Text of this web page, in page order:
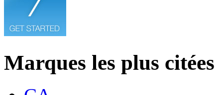
Marques les plus citées